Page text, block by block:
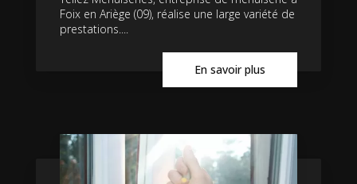
Foix en Ariège (09), réalise une large variété de
prestations....
En savoir plus